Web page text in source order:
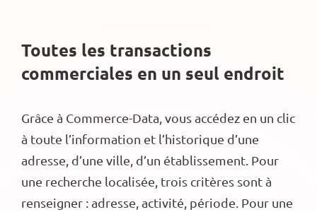
Toutes les transactions
commerciales en un seul endroit
Grâce à Commerce-Data, vous accédez en un clic
à toute l’information et l’historique d’une
adresse, d’une ville, d’un établissement. Pour
une recherche localisée, trois critères sont à
renseigner : adresse, activité, période. Pour une